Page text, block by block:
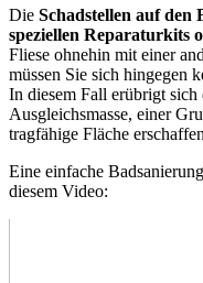
Die Schadstellen auf den
speziellen Reparaturkits
Fliese ohnehin mit einer
müssen Sie sich hingegen
In diesem Fall erübrigt
Ausgleichsmasse, einer
tragfähige Fläche
Eine einfache
diesem Video: